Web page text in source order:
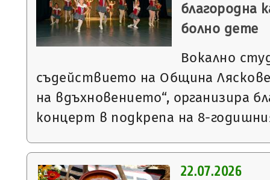
благородна
болно дете
Вокално
съдействието на Община
на вдъхновението“, организира
концерт в подкрепа на 8-
22.07.2026